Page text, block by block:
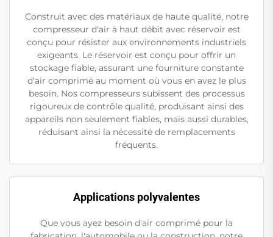
Construit avec des matériaux de haute qualité, notre
compresseur d'air à haut débit avec réservoir est
conçu pour résister aux environnements industriels
exigeants. Le réservoir est conçu pour offrir un
stockage fiable, assurant une fourniture constante
d'air comprimé au moment où vous en avez le plus
besoin. Nos compresseurs subissent des processus
rigoureux de contrôle qualité, produisant ainsi des
appareils non seulement fiables, mais aussi durables,
réduisant ainsi la nécessité de remplacements
fréquents.
Applications polyvalentes
Que vous ayez besoin d'air comprimé pour la